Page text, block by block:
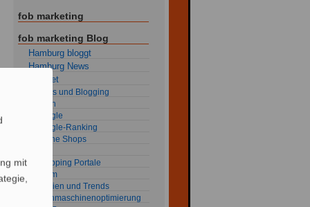
fob marketing
fob marketing Blog
Hamburg bloggt
Hamburg News
Internet
Blogs und Blogging
Flash
Google
Google-Ranking
Online Shops
Shopping Portale
Spam
Studien und Trends
Suchmaschinenoptimierung
mit